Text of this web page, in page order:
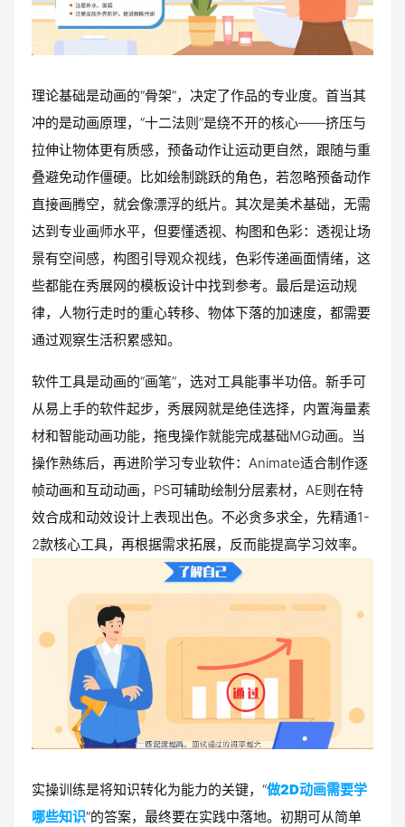
理论基础是动画的“骨架”，决定了作品的专业度。首当其
冲的是动画原理，“十二法则”是绕不开的核心——挤压与
拉伸让物体更有质感，预备动作让运动更自然，跟随与重
叠避免动作僵硬。比如绘制跳跃的角色，若忽略预备动作
直接画腾空，就会像漂浮的纸片。其次是美术基础，无需
达到专业画师水平，但要懂透视、构图和色彩：透视让场
景有空间感，构图引导观众视线，色彩传递画面情绪，这
些都能在秀展网的模板设计中找到参考。最后是运动规
律，人物行走时的重心转移、物体下落的加速度，都需要
通过观察生活积累感知。
软件工具是动画的“画笔”，选对工具能事半功倍。新手可
从易上手的软件起步，秀展网就是绝佳选择，内置海量素
材和智能动画功能，拖曳操作就能完成基础MG动画。当
操作熟练后，再进阶学习专业软件：Animate适合制作逐
帧动画和互动动画，PS可辅助绘制分层素材，AE则在特
效合成和动效设计上表现出色。不必贪多求全，先精通1-
2款核心工具，再根据需求拓展，反而能提高学习效率。
实操训练是将知识转化为能力的关键，“做2D动画需要学
哪些知识”的答案，最终要在实践中落地。初期可从简单